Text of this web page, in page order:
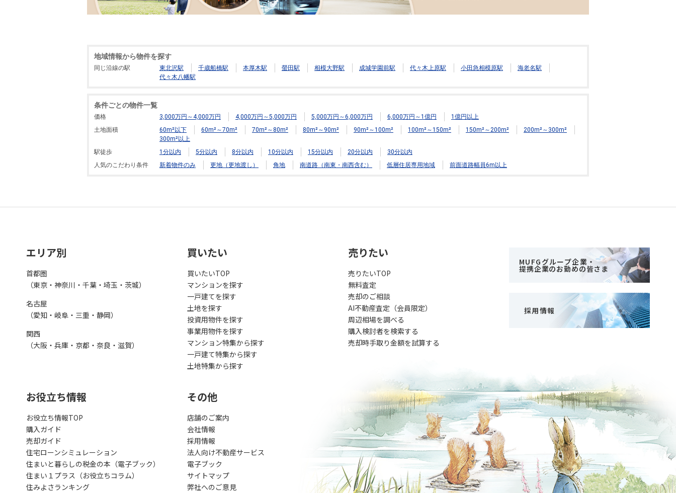
地域情報から物件を探す
同じ沿線の駅 東北沢駅 千歳船橋駅 本厚木駅 螢田駅 相模大野駅 成城学園前駅 代々木上原駅 小田急相模原駅
海老名駅
代々木八幡駅
条件ごとの物件一覧
価格 3,000万円～4,000万円 4,000万円～5,000万円 5,000万円～6,000万円 6,000万円～1億円
1億円以上
土地面積
60m²以下 60m²～70m² 70m²～80m² 80m²～90m² 90m²～100m² 100m²～150m² 150m²～200m²
200m²～300m²
300m²以上
駅徒歩
1分以内 5分以内 8分以内 10分以内 15分以内 20分以内
30分以内
人気のこだわり条件
新着物件のみ 更地（更地渡し） 角地 南道路（南東・南西含む） 低層住居専用地域 前面道路幅員6m以上
エリア別
首都圏
（東京・神奈川・千葉・埼玉・茨城）
名古屋
（愛知・岐阜・三重・静岡）
関西
（大阪・兵庫・京都・奈良・滋賀）
買いたい
買いたいTOP
マンションを探す
一戸建てを探す
土地を探す
投資用物件を探す
事業用物件を探す
マンション特集から探す
一戸建て特集から探す
土地特集から探す
売りたい
売りたいTOP
無料査定
売却のご相談
AI不動産査定（会員限定）
周辺相場を調べる
購入検討者を検索する
売却時手取り金額を試算する
MUFGグループ企業・
提携企業のお勤めの皆さま
採用情報
お役立ち情報
お役立ち情報TOP
購入ガイド
売却ガイド
住宅ローンシミュレーション
住まいと暮らしの税金の本（電子ブック）
住まい１プラス（お役立ちコラム）
住みよさランキング
その他
店舗のご案内
会社情報
採用情報
法人向け不動産サービス
電子ブック
サイトマップ
弊社へのご意見